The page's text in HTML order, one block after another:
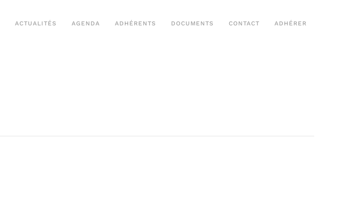
ACTUALITÉS AGENDA ADHÉRENTS DOCUMENTS CONTACT ADHÉRER